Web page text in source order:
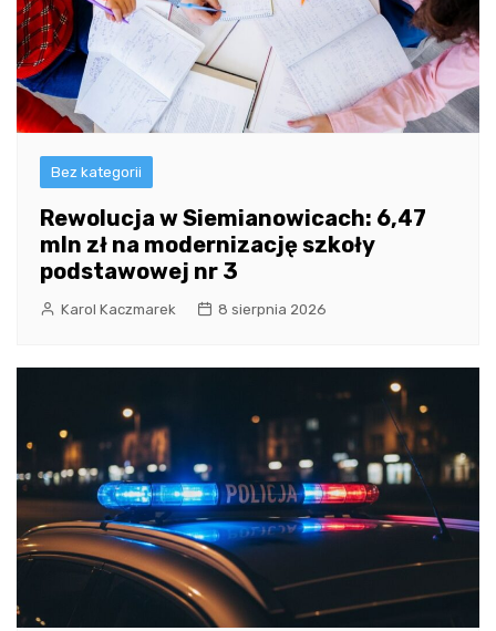
Bez kategorii
Rewolucja w Siemianowicach: 6,47
mln zł na modernizację szkoły
podstawowej nr 3
Karol Kaczmarek 8 sierpnia 2026